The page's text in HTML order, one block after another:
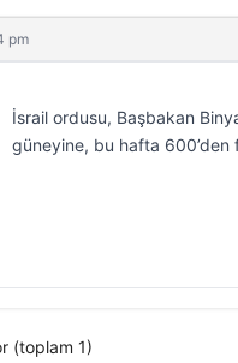
pm
İsrail ordusu, Başbakan
güneyine, bu hafta 600’den
(toplam 1)